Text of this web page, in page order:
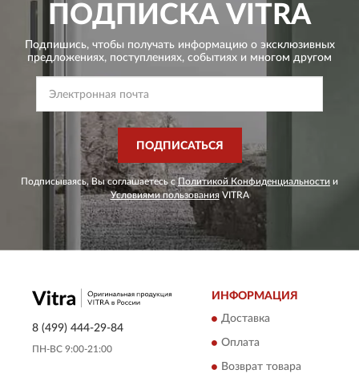
ПОДПИСКА VITRA
Подпишись, чтобы получать информацию о эксклюзивных
предложениях, поступлениях, событиях и многом другом
ПОДПИСАТЬСЯ
Подписываясь, Вы соглашаетесь сПолитикой Конфиденциальности и
Условиями пользованияVITRA
8 (499) 444-29-84
ПН-ВС 9:00-21:00
ИНФОРМАЦИЯ
Доставка
Оплата
Возврат товара